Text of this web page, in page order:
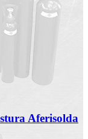
Aferisolda